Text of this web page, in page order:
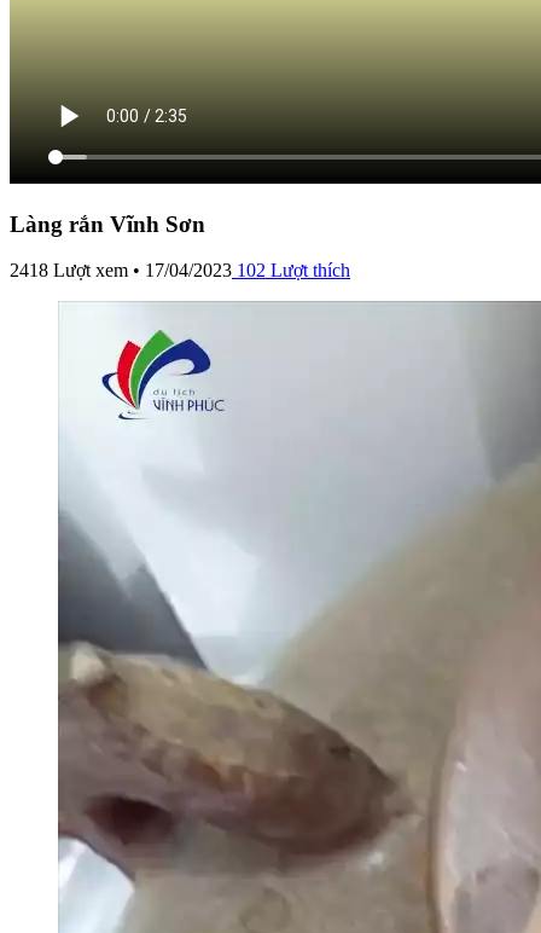
Làng rắn Vĩnh Sơn
2418 Lượt xem • 17/04/2023 102 Lượt thích